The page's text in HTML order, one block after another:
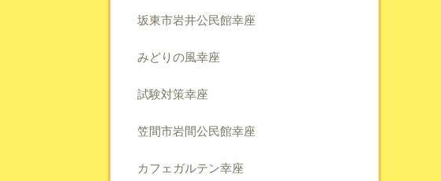
坂東市岩井公民館幸座
みどりの風幸座
試験対策幸座
笠間市岩間公民館幸座
カフェガルテン幸座